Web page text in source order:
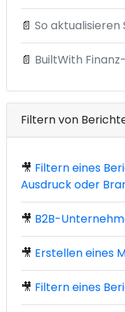
📄 So aktualisieren
📄 BuiltWith
Filtern von
🎥 Filtern eines
Ausdruck oder
🎥 B2B-
🎥 Erstellen eines
🎥 Filtern eines